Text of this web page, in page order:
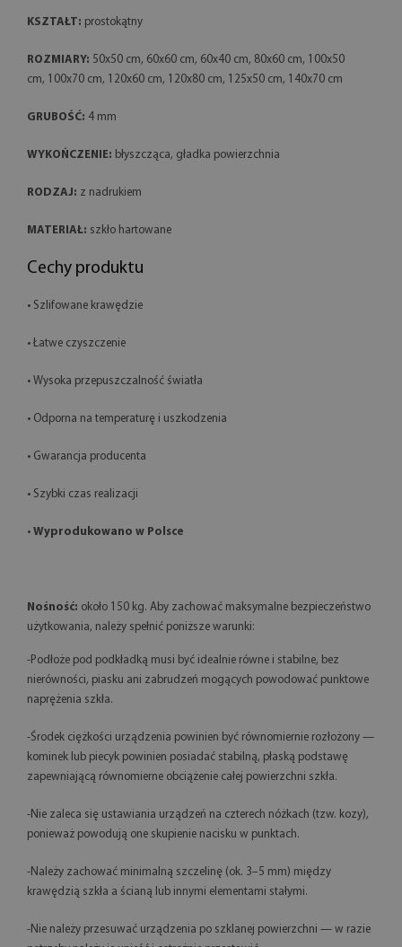
KSZTAŁT: prostokątny
ROZMIARY: 50x50 cm, 60x60 cm, 60x40 cm, 80x60 cm, 100x50
cm, 100x70 cm, 120x60 cm, 120x80 cm, 125x50 cm, 140x70 cm
GRUBOŚĆ: 4 mm
WYKOŃCZENIE: błyszcząca, gładka powierzchnia
RODZAJ: z nadrukiem
MATERIAŁ: szkło hartowane
Cechy produktu
• Szlifowane krawędzie
• Łatwe czyszczenie
• Wysoka przepuszczalność światła
• Odporna na temperaturę i uszkodzenia
• Gwarancja producenta
• Szybki czas realizacji
• Wyprodukowano w Polsce
Nośność: około 150 kg. Aby zachować maksymalne bezpieczeństwo
użytkowania, należy spełnić poniższe warunki:
-Podłoże pod podkładką musi być idealnie równe i stabilne, bez
nierówności, piasku ani zabrudzeń mogących powodować punktowe
naprężenia szkła.
-Środek ciężkości urządzenia powinien być równomiernie rozłożony —
kominek lub piecyk powinien posiadać stabilną, płaską podstawę
zapewniającą równomierne obciążenie całej powierzchni szkła.
-Nie zaleca się ustawiania urządzeń na czterech nóżkach (tzw. kozy),
ponieważ powodują one skupienie nacisku w punktach.
-Należy zachować minimalną szczelinę (ok. 3–5 mm) między
krawędzią szkła a ścianą lub innymi elementami stałymi.
-Nie należy przesuwać urządzenia po szklanej powierzchni — w razie